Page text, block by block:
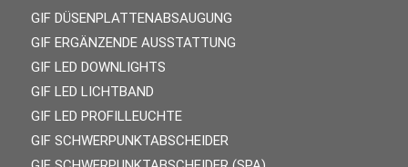
GIF DÜSENPLATTENABSAUGUNG
GIF ERGÄNZENDE AUSSTATTUNG
GIF LED DOWNLIGHTS
GIF LED LICHTBAND
GIF LED PROFILLEUCHTE
GIF SCHWERPUNKTABSCHEIDER